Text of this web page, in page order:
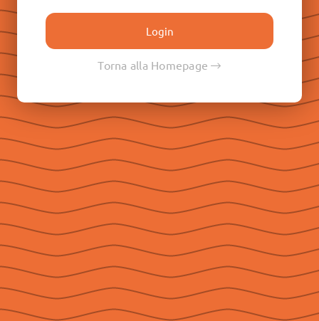
Torna alla Homepage
Don Paolo Albera
Don Pietro Ricaldone
Don Renato Ziggiotti
Le Raccolte
Don Egidio Viganò
Don Juan E. Vecchi
Don Pasqual V. Chavez
Don Ángel F. Artime
Don Fabio Attard
Social
Seguici su Facebook
Seguici su Instagram
Seguici su YouTube